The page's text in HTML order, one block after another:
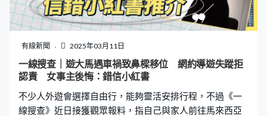
媒投訴對方未曾作道歉及解釋，並直言兩人在彎道中曾有
過碰撞，她因此繞向外側超前，「我簡直不敢相信，不知
道發生了什麼，被打中頭後我便倒在跑道外」。由於懷疑
出現輕微腦震盪及顱骨骨折，Kaelen Tucker需等消腫再作
進一步檢查。 批對方沒道歉看望
有線新聞 2025年03月11日
一線搜查｜遊大馬遇車禍致鼻樑移位 網約導遊失蹤拒
認責 女事主後悔：錯信小紅書
不少人外遊會選擇自由行，能夠靈活安排行程，不過《一
線搜查》近日接獲觀眾報料，指自己與家人前往馬來西亞